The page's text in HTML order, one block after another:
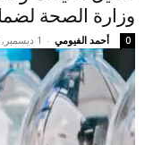
وزارة الصحة
أحمد الفيومي - 1 ديسمبر, 2025 0